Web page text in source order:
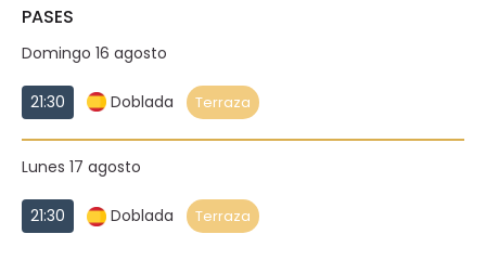
PASES
Domingo 16 agosto
21:30 Doblada Terraza
Lunes 17 agosto
21:30 Doblada Terraza